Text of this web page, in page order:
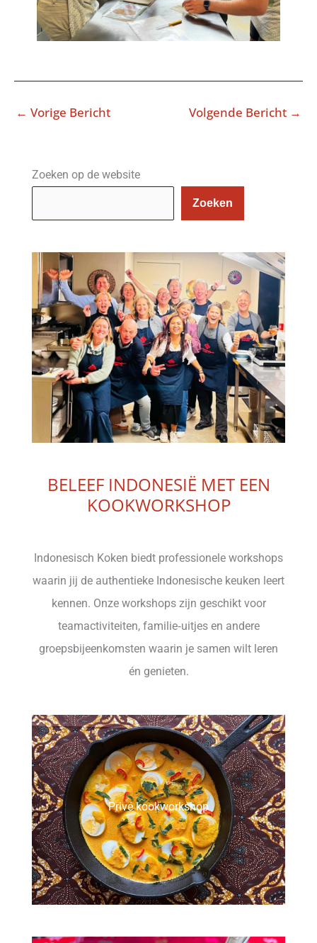
← Vorige Bericht Volgende Bericht →
Zoeken op de website
Zoeken
BELEEF INDONESIË MET EEN
KOOKWORKSHOP
Indonesisch Koken biedt professionele workshops
waarin jij de authentieke Indonesische keuken leert
kennen. Onze workshops zijn geschikt voor
teamactiviteiten, familie‑uitjes en andere
groepsbijeenkomsten waarin je samen wilt leren
én genieten.
Privé kookworkshop